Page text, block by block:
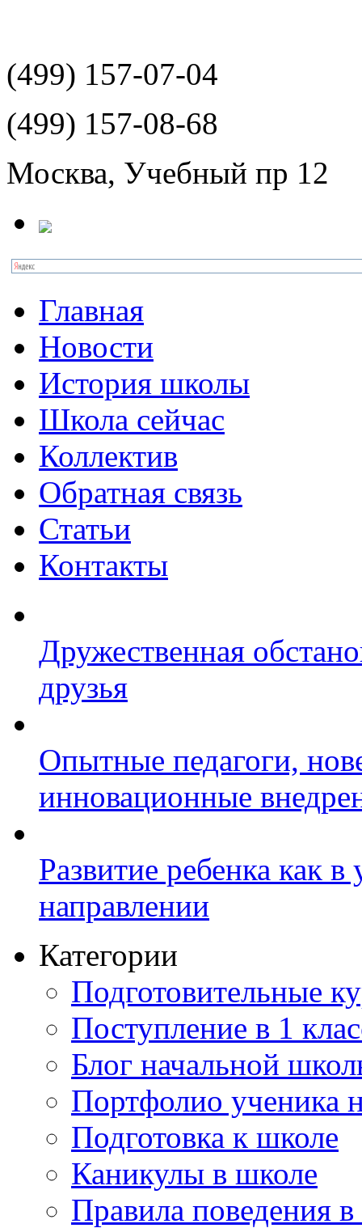
(499) 157-07-04
(499) 157-08-68
Москва, Учебный пр 12
Главная
Новости
История школы
Школа сейчас
Коллектив
Обратная связь
Статьи
Контакты
Дружественная
друзья
Опытные педагоги,
инновационные
Развитие ребенка как
направлении
Категории
Подготовительные
Поступление в 1
Блог начальной
Портфолио ученика
Подготовка к школе
Каникулы в школе
Правила поведения